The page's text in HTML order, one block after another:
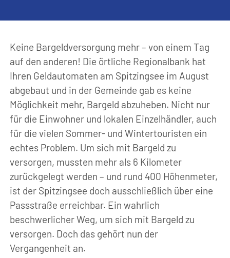
Keine Bargeldversorgung mehr – von einem Tag
auf den anderen! Die örtliche Regionalbank hat
Ihren Geldautomaten am Spitzingsee im August
abgebaut und in der Gemeinde gab es keine
Möglichkeit mehr, Bargeld abzuheben. Nicht nur
für die Einwohner und lokalen Einzelhändler, auch
für die vielen Sommer- und Wintertouristen ein
echtes Problem. Um sich mit Bargeld zu
versorgen, mussten mehr als 6 Kilometer
zurückgelegt werden – und rund 400 Höhenmeter,
ist der Spitzingsee doch ausschließlich über eine
Passstraße erreichbar. Ein wahrlich
beschwerlicher Weg, um sich mit Bargeld zu
versorgen. Doch das gehört nun der
Vergangenheit an.